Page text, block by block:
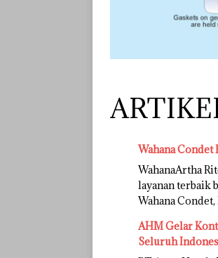
Wahana
WahanaArtha
layanan terbaik
Wahana
AHM Gelar
Seluruh